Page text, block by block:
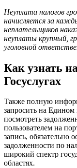
Неуплата налогов
начисляется за
неплательщиков
неуплаты крупный,
уголовной
Как узнать
Госуслугах
Также полную
запросить на Едином
посмотреть
пользователем на
запись, обязательно
задолженности по
широкий спектр
областях.